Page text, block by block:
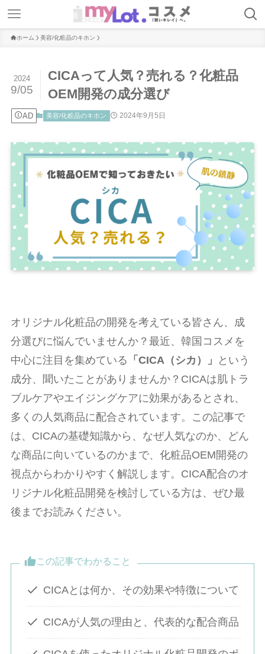
ホーム 美容/化粧品のキホン
CICAって人気？売れる？化粧品
OEM開発の成分選び
2024
9/05
AD 美容/化粧品のキホン 2024年9月5日
オリジナル化粧品の開発を考えている皆さん、成
分選びに悩んでいませんか？最近、韓国コスメを
中心に注目を集めている 「CICA（シカ）」
という
成分、聞いたことがありませんか？CICAは肌トラ
ブルケアやエイジングケアに効果があるとされ、
多くの人気商品に配合されています。この記事で
は、CICAの基礎知識から、なぜ人気なのか、どん
な商品に向いているのかまで、化粧品OEM開発の
視点からわかりやすく解説します。CICA配合のオ
リジナル化粧品開発を検討している方は、ぜひ最
後までお読みください。
この記事でわかること
CICAとは何か、その効果や特徴について
CICAが人気の理由と、代表的な配合商品